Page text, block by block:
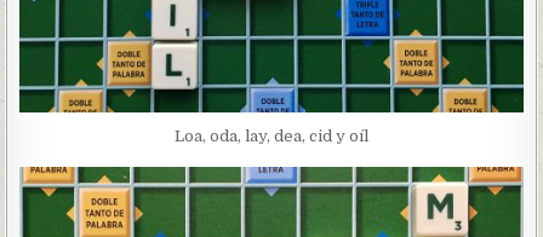
Loa, oda, lay, dea, cid y oíl